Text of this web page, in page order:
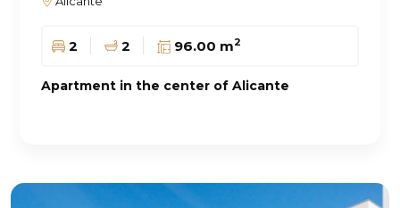
2 2 96.00 m2
Apartment in the center of Alicante